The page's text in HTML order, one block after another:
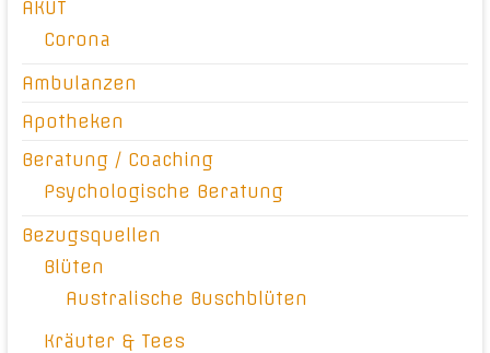
AKUT
Corona
Ambulanzen
Apotheken
Beratung / Coaching
Psychologische Beratung
Bezugsquellen
Blüten
Australische Buschblüten
Kräuter & Tees